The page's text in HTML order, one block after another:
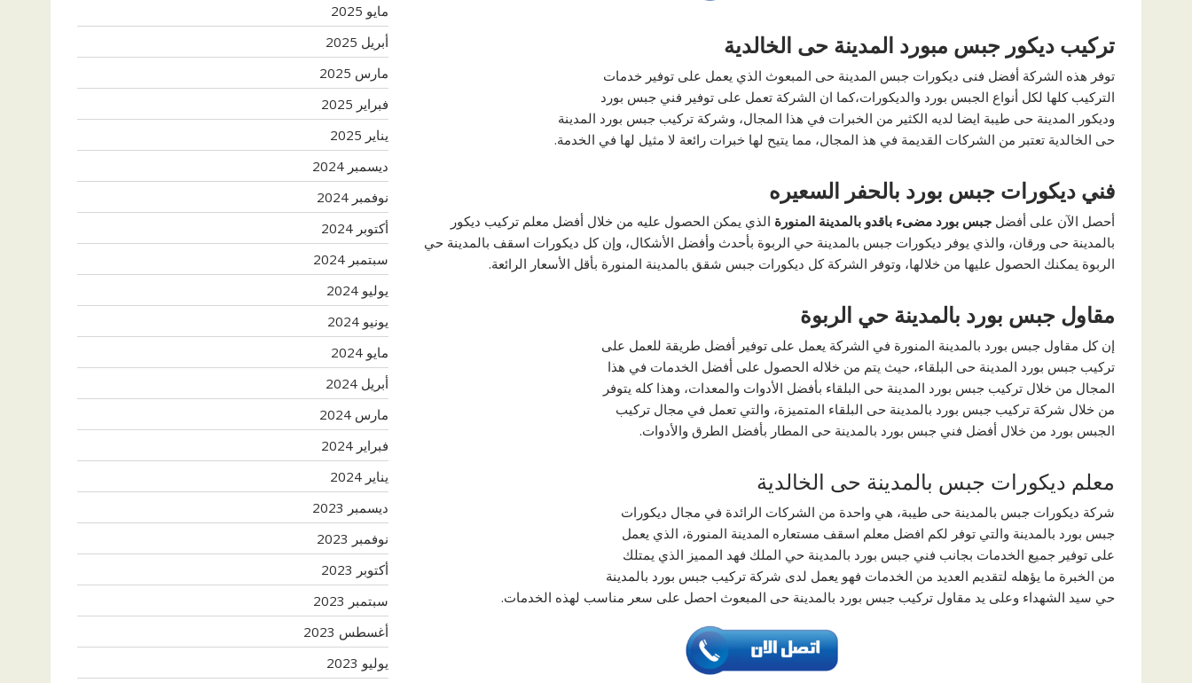
تركيب ديكور جبس مبورد المدينة حى الخالدية
توفر هذه الشركة أفضل فنى ديكورات جبس المدينة حى المبعوث الذي يعمل على توفير خدمات
التركيب كلها لكل أنواع الجبس بورد والديكورات،كما ان الشركة تعمل على توفير فني جبس بورد
وديكور المدينة حى طيبة ايضا لديه الكثير من الخبرات في هذا المجال، وشركة تركيب جبس بورد المدينة
حى الخالدية تعتبر من الشركات القديمة في هذ المجال، مما يتيح لها خبرات رائعة لا مثيل لها في الخدمة.
فني ديكورات جبس بورد بالحفر السعيره
أحصل الآن على أفضل جبس بورد مضىء باقدو بالمدينة المنورة الذي يمكن الحصول عليه من خلال أفضل معلم تركيب ديكور
بالمدينة حى ورقان، والذي يوفر ديكورات جبس بالمدينة حي الربوة بأحدث وأفضل الأشكال، وإن كل ديكورات اسقف بالمدينة حي
الربوة يمكنك الحصول عليها من خلالها، وتوفر الشركة كل ديكورات جبس شقق بالمدينة المنورة بأقل الأسعار الرائعة.
مقاول جبس بورد بالمدينة حي الربوة
إن كل مقاول جبس بورد بالمدينة المنورة في الشركة يعمل على توفير أفضل طريقة للعمل على
تركيب جبس بورد المدينة حى البلقاء، حيث يتم من خلاله الحصول على أفضل الخدمات في هذا
المجال من خلال تركيب جبس بورد المدينة حى البلقاء بأفضل الأدوات والمعدات، وهذا كله يتوفر
من خلال شركة تركيب جبس بورد بالمدينة حى البلقاء المتميزة، والتي تعمل في مجال تركيب
الجبس بورد من خلال أفضل فني جبس بورد بالمدينة حى المطار بأفضل الطرق والأدوات.
معلم ديكورات جبس بالمدينة حى الخالدية
شركة ديكورات جبس بالمدينة حى طيبة، هي واحدة من الشركات الرائدة في مجال ديكورات
جبس بورد بالمدينة والتي توفر لكم افضل معلم اسقف مستعاره المدينة المنورة، الذي يعمل
على توفير جميع الخدمات بجانب فني جبس بورد بالمدينة حي الملك فهد المميز الذي يمتلك
من الخبرة ما يؤهله لتقديم العديد من الخدمات فهو يعمل لدى شركة تركيب جبس بورد بالمدينة
حي سيد الشهداء وعلى يد مقاول تركيب جبس بورد بالمدينة حى المبعوث احصل على سعر مناسب لهذه الخدمات.
مايو 2025
أبريل 2025
مارس 2025
فبراير 2025
يناير 2025
ديسمبر 2024
نوفمبر 2024
أكتوبر 2024
سبتمبر 2024
يوليو 2024
يونيو 2024
مايو 2024
أبريل 2024
مارس 2024
فبراير 2024
يناير 2024
ديسمبر 2023
نوفمبر 2023
أكتوبر 2023
سبتمبر 2023
أغسطس 2023
يوليو 2023